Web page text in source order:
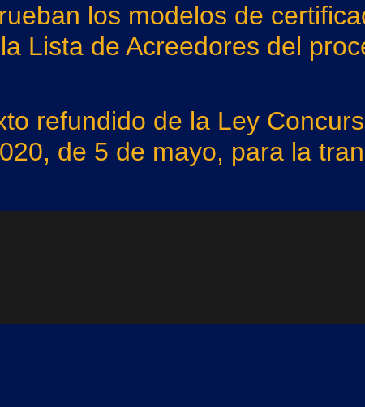
los modelos de
Lista de Acreedores del
refundido de la Ley
de 5 de mayo, para la